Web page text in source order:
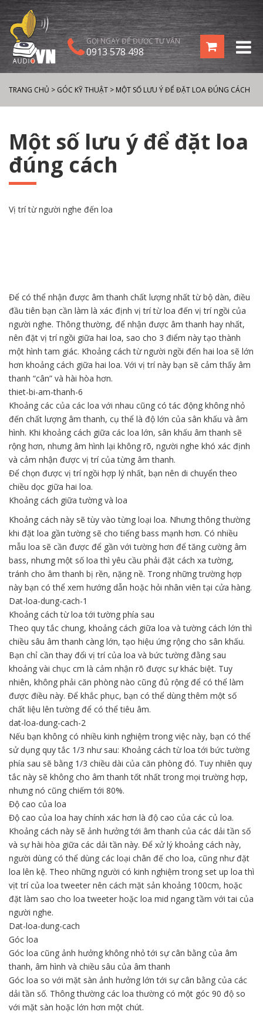
GỌI NGAY ĐỂ ĐƯỢC TƯ VẤN
0913 578 498
TRANG CHỦ > GÓC KỸ THUẬT > MỘT SỐ LƯU Ý ĐỂ ĐẶT LOA ĐÚNG CÁCH
Một số lưu ý để đặt loa
đúng cách
Vị trí từ người nghe đến loa
Để có thể nhận được âm thanh chất lượng nhất từ bộ dàn, điều
đầu tiên bạn cần làm là xác định vị trí từ loa đến vị trí ngồi của
người nghe. Thông thường, để nhận được âm thanh hay nhất,
nên đặt vị trí ngồi giữa hai loa, sao cho 3 điểm này tạo thành
một hình tam giác. Khoảng cách từ người ngồi đến hai loa sẽ lớn
hơn khoảng cách giữa hai loa. Với vị trí này bạn sẽ cảm thấy âm
thanh “cân” và hài hòa hơn.
thiet-bi-am-thanh-6
Khoảng các của các loa với nhau cũng có tác động không nhỏ
đến chất lượng âm thanh, cụ thể là độ lớn của sân khấu và âm
hình. Khi khoảng cách giữa các loa lớn, sân khấu âm thanh sẽ
rộng hơn, nhưng âm hình lại không rõ, người nghe khó xác định
và cảm nhận được vị trí của từng âm thanh.
Để chọn được vị trí ngồi hợp lý nhất, bạn nên di chuyển theo
chiều dọc giữa hai loa.
Khoảng cách giữa tường và loa
Khoảng cách này sẽ tùy vào từng loại loa. Nhưng thông thường
khi đặt loa gần tường sẽ cho tiếng bass mạnh hơn. Có nhiều
mẫu loa sẽ cần được để gần với tường hơn để tăng cường âm
bass, nhưng một số loa thì yêu cầu phải đặt cách xa tường,
tránh cho âm thanh bị rền, nặng nề. Trong những trường hợp
này bạn có thể xem hướng dẫn hoặc hỏi nhân viên tại cửa hàng.
Dat-loa-dung-cach-1
Khoảng cách từ loa tới tường phía sau
Theo quy tắc chung, khoảng cách giữa loa và tường cách lớn thì
chiều sâu âm thanh càng lớn, tạo hiệu ứng rộng cho sân khấu.
Bạn chỉ cần thay đổi vị trí của loa và bức tường đằng sau
khoảng vài chục cm là cảm nhận rõ được sự khác biệt. Tuy
nhiên, không phải căn phòng nào cũng đủ rộng để có thể làm
được điều này. Để khắc phục, bạn có thể dùng thêm một số
chất liệu lên tường để có thể tiêu âm.
dat-loa-dung-cach-2
Nếu bạn không có nhiều kinh nghiệm trong việc này, bạn có thể
sử dụng quy tắc 1/3 như sau: Khoảng cách từ loa tới bức tường
phía sau sẽ bằng 1/3 chiều dài của căn phòng đó. Tuy nhiên quy
tắc này sẽ không cho âm thanh tốt nhất trong mọi trường hợp,
nhưng nó cũng chiếm tới 80%.
Độ cao của loa
Độ cao của loa hay chính xác hơn là độ cao của các củ loa.
Khoảng cách này sẽ ảnh hưởng tới âm thanh của các dải tần số
và sự hài hòa giữa các dải tần này. Để xử lý khoảng cách này,
người dùng có thể dùng các loại chân đế cho loa, cũng như đặt
loa lên kệ. Theo những người có kinh nghiệm trong set up loa thì
vịt trí của loa tweeter nên cách mặt sản khoảng 100cm, hoặc
đặt làm sao cho loa tweeter hoặc loa mid ngang tầm với tai của
người nghe.
Dat-loa-dung-cach
Góc loa
Góc loa cũng ảnh hưởng không nhỏ tới sự cân bằng của âm
thanh, âm hình và chiều sâu của âm thanh
Góc loa so với mặt sàn ảnh hưởng lớn tới sự cân bằng của các
dải tần số. Thông thường các loa thường có một góc 90 độ so
với mặt sàn hoặc lớn hơn một chút.